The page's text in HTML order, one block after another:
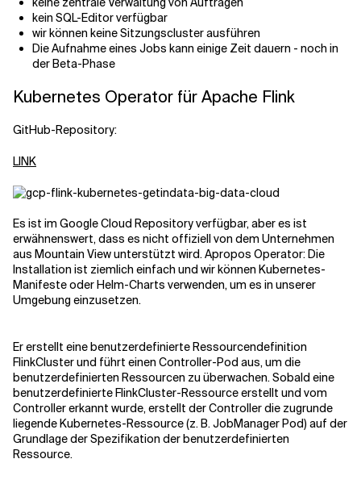
kein SQL-Editor verfügbar
wir können keine Sitzungscluster ausführen
Die Aufnahme eines Jobs kann einige Zeit dauern - noch in
der Beta-Phase
Kubernetes Operator für Apache Flink
GitHub-Repository:
LINK
Es ist im Google Cloud Repository verfügbar, aber es ist
erwähnenswert, dass es nicht offiziell von dem Unternehmen
aus Mountain View unterstützt wird. Apropos Operator: Die
Installation ist ziemlich einfach und wir können Kubernetes-
Manifeste oder Helm-Charts verwenden, um es in unserer
Umgebung einzusetzen.
Er erstellt eine benutzerdefinierte Ressourcendefinition
FlinkCluster und führt einen Controller-Pod aus, um die
benutzerdefinierten Ressourcen zu überwachen. Sobald eine
benutzerdefinierte FlinkCluster-Ressource erstellt und vom
Controller erkannt wurde, erstellt der Controller die zugrunde
liegende Kubernetes-Ressource (z. B. JobManager Pod) auf der
Grundlage der Spezifikation der benutzerdefinierten
Ressource.